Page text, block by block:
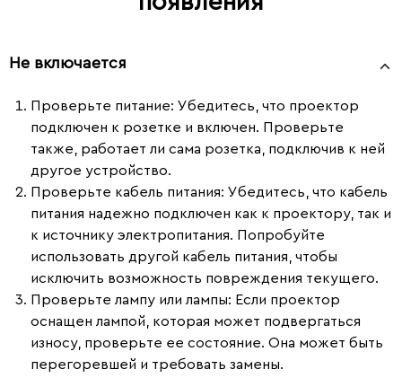
Не включается
Проверьте питание: Убедитесь, что проектор
подключен к розетке и включен. Проверьте
также, работает ли сама розетка, подключив к ней
другое устройство.
Проверьте кабель питания: Убедитесь, что кабель
питания надежно подключен как к проектору, так и
к источнику электропитания. Попробуйте
использовать другой кабель питания, чтобы
исключить возможность повреждения текущего.
Проверьте лампу или лампы: Если проектор
оснащен лампой, которая может подвергаться
износу, проверьте ее состояние. Она может быть
перегоревшей и требовать замены.